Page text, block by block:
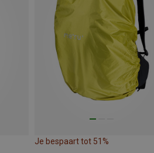
Je bespaart tot 51%